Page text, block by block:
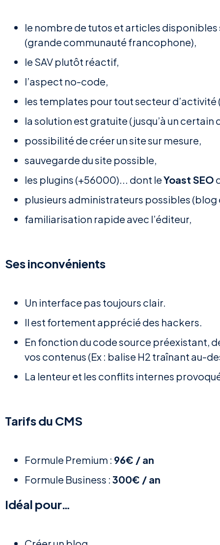
le nombre de tutos et articles
(grande communauté francophone),
le SAV plutôt réactif,
l’aspect no-code,
les templates pour tout secteur d’activité
la solution est gratuite (jusqu’à un
possibilité de créer un site sur mesure,
sauvegarde du site possible,
les plugins (+56000)... dont leYoast SEO
plusieurs administrateurs possibles
familiarisation rapide avec l’éditeur,
Ses inconvénients
Un interface pas toujours clair.
Il est fortement apprécié des hackers.
En fonction du code source préexistant,
vos contenus (Ex : balise H2 traînant au-
La lenteur et les conflits internes
Tarifs du CMS
Formule Premium : 96€ / an
Formule Business : 300€ / an
Idéal pour…